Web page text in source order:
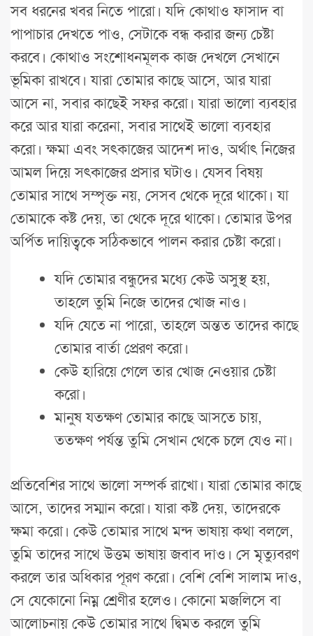
সব ধরনের খবর নিতে পারো। যদি কোথাও ফাসাদ বা
পাপাচার দেখতে পাও, সেটাকে বন্ধ করার জন্য চেষ্টা
করবে। কোথাও সংশোধনমূলক কাজ দেখলে সেখানে
ভূমিকা রাখবে। যারা তোমার কাছে আসে, আর যারা
আসে না, সবার কাছেই সফর করো। যারা ভালো ব্যবহার
করে আর যারা করেনা, সবার সাথেই ভালো ব্যবহার
করো। ক্ষমা এবং সৎকাজের আদেশ দাও, অর্থাৎ নিজের
আমল দিয়ে সৎকাজের প্রসার ঘটাও। যেসব বিষয়
তোমার সাথে সম্পৃক্ত নয়, সেসব থেকে দূরে থাকো। যা
তোমাকে কষ্ট দেয়, তা থেকে দূরে থাকো। তোমার উপর
অর্পিত দায়িত্বকে সঠিকভাবে পালন করার চেষ্টা করো।
যদি তোমার বন্ধুদের মধ্যে কেউ অসুস্থ হয়,
তাহলে তুমি নিজে তাদের খোজ নাও।
যদি যেতে না পারো, তাহলে অন্তত তাদের কাছে
তোমার বার্তা প্রেরণ করো।
কেউ হারিয়ে গেলে তার খোজ নেওয়ার চেষ্টা
করো।
মানুষ যতক্ষণ তোমার কাছে আসতে চায়,
ততক্ষণ পর্যন্ত তুমি সেখান থেকে চলে যেও না।
প্রতিবেশির সাথে ভালো সম্পর্ক রাখো। যারা তোমার কাছে
আসে, তাদের সম্মান করো। যারা কষ্ট দেয়, তাদেরকে
ক্ষমা করো। কেউ তোমার সাথে মন্দ ভাষায় কথা বললে,
তুমি তাদের সাথে উত্তম ভাষায় জবাব দাও। সে মৃত্যুবরণ
করলে তার অধিকার পূরণ করো। বেশি বেশি সালাম দাও,
সে যেকোনো নিম্ন শ্রেণীর হলেও। কোনো মজলিসে বা
আলোচনায় কেউ তোমার সাথে দ্বিমত করলে তুমি